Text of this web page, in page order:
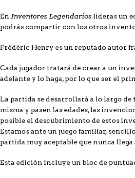
En Inventores Legendarios lideras un
podrás compartir con los otros
Frédéric Henry es un reputado autor
Cada jugador tratará de crear a un
adelante y lo haga, por lo que ser el
La partida se desarrollará a lo largo
misma y pasen las edades, las
posible el descubrimiento de estos
Estamos ante un juego familiar,
partida muy aceptable que nunca llega
Esta edición incluye un bloc de